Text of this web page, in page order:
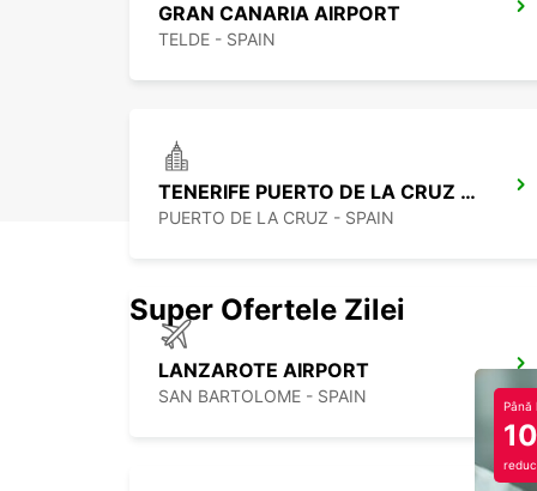
GRAN CANARIA AIRPORT
TELDE - SPAIN
TENERIFE PUERTO DE LA CRUZ LA PAZ
PUERTO DE LA CRUZ - SPAIN
LANZAROTE AIRPORT
SAN BARTOLOME - SPAIN
Super Ofertele Zilei
Până